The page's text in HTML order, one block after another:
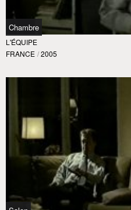
Chambre
L'ÉQUIPE
FRANCE / 2005